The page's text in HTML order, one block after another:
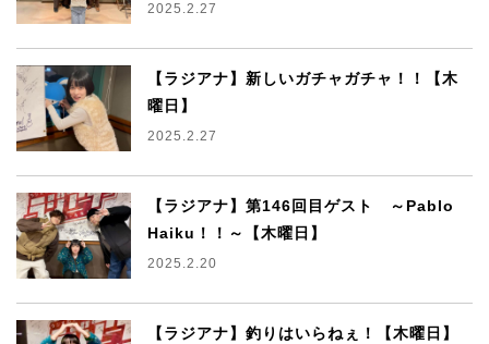
2025.2.27
【ラジアナ】新しいガチャガチャ！！【木
曜日】
2025.2.27
【ラジアナ】第146回目ゲスト ～Pablo
Haiku！！～【木曜日】
2025.2.20
【ラジアナ】釣りはいらねぇ！【木曜日】